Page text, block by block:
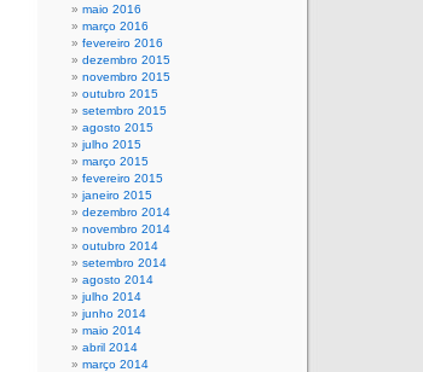
maio 2016
março 2016
fevereiro 2016
dezembro 2015
novembro 2015
outubro 2015
setembro 2015
agosto 2015
julho 2015
março 2015
fevereiro 2015
janeiro 2015
dezembro 2014
novembro 2014
outubro 2014
setembro 2014
agosto 2014
julho 2014
junho 2014
maio 2014
abril 2014
março 2014